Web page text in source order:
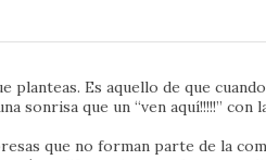
planteas. Es aquello de que
sonrisa que un “ven aquí!!!!!”
que no forman parte de la